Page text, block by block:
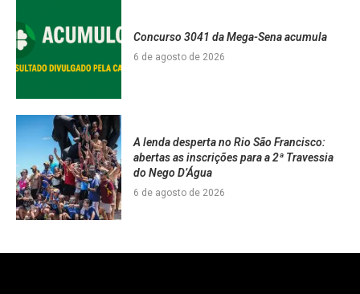
Concurso 3041 da Mega-Sena acumula
6 de agosto de 2026
A lenda desperta no Rio São Francisco:
abertas as inscrições para a 2ª Travessia
do Nego D’Água
6 de agosto de 2026